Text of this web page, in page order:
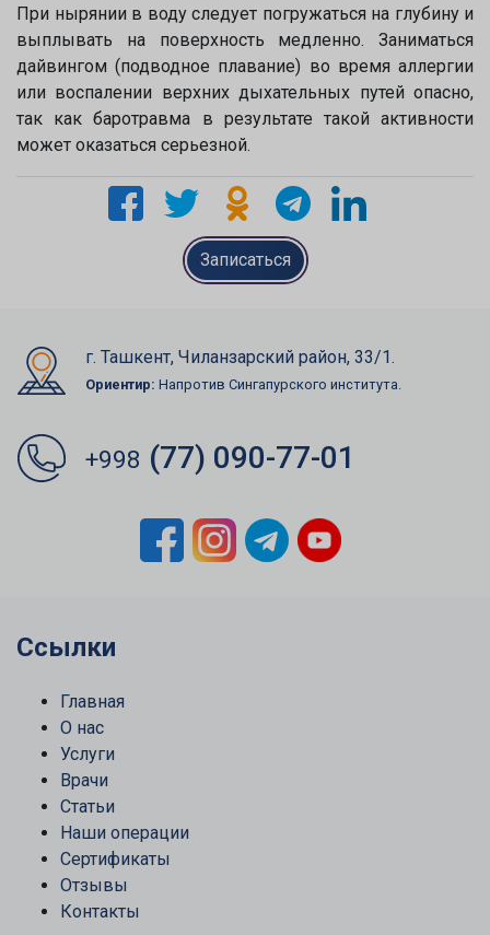
При нырянии в воду следует погружаться на глубину и
выплывать на поверхность медленно. Заниматься
дайвингом (подводное плавание) во время аллергии
или воспалении верхних дыхательных путей опасно,
так как баротравма в результате такой активности
может оказаться серьезной.
Записаться
г. Ташкент, Чиланзарский район, 33/1.
Ориентир: Напротив Сингапурского института.
+998 (77) 090-77-01
Ссылки
Главная
О нас
Услуги
Врачи
Статьи
Наши операции
Сертификаты
Отзывы
Контакты